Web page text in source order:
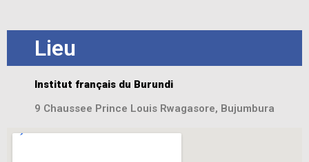
Lieu
Institut français du Burundi
9 Chaussee Prince Louis Rwagasore, Bujumbura